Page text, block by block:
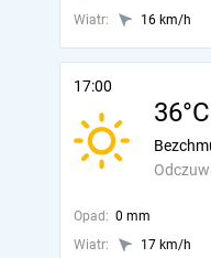
Wiatr:
16 km/h
17:00
36°C
Opad: 0 mm
Wiatr:
17 km/h